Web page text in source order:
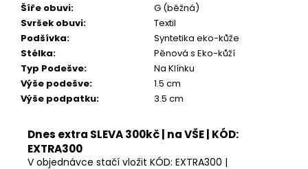
Šíře obuvi:
G (běžná)
Svršek obuvi:
Textil
Podšívka:
Syntetika eko-kůže
Stélka:
Pěnová s Eko-kůží
Typ Podešve:
Na Klínku
Výše podešve:
1.5 cm
Výše podpatku: 3.5 cm
Dnes extra SLEVA 300kč | na VŠE | KÓD:
EXTRA300
V objednávce stačí vložit KÓD: EXTRA300 |